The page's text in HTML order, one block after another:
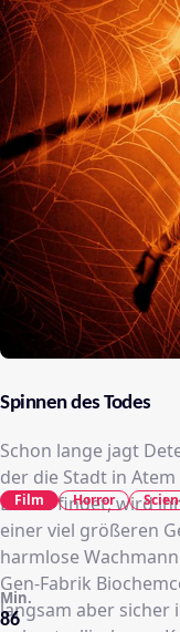
Spinnen des Todes
Schon lange jagt
der die Stadt in
Leiche findet, wird
einer viel größeren
harmlose
Gen-Fabrik
langsam aber sicher
86
Min.
Film Horror